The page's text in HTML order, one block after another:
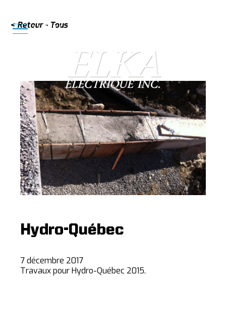
MENU
< Retour - Tous
Hydro-Québec
7 décembre 2017
Travaux pour Hydro-Québec 2015.